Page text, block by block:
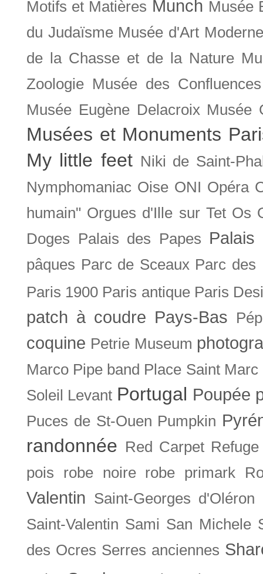
Motifs et Matières Munch Musée
du Judaïsme Musée d'Art
de la Chasse et de la Nature
Zoologie Musée des Confluences
Musée Eugène Delacroix Musée
Musées et Monuments
My little feet Niki de Saint-
Nymphomaniac Oise ONI Opéra
humain" Orgues d'Ille sur Tet Os
Doges
Palais des Papes Palais
pâques Parc de Sceaux Parc des
Paris 1900 Paris antique Paris
patch à coudre Pays-Bas
coquine Petrie Museum
Marco Pipe band Place Saint Marc
Soleil Levant Portugal Poupée
Puces de St-Ouen Pumpkin
randonnée Red Carpet Refuge
pois
robe noire robe primark
Valentin Saint-Georges d'Oléron
Saint-Valentin Sami San Michele
des Ocres Serres anciennes